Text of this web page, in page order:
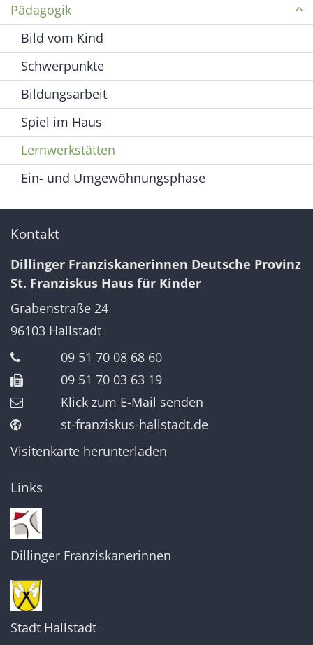
Pädagogik
Bild vom Kind
Schwerpunkte
Bildungsarbeit
Spiel im Haus
Lernwerkstätten
Ein- und Umgewöhnungsphase
Kontakt
Dillinger Franziskanerinnen Deutsche Provinz
St. Franziskus Haus für Kinder
Grabenstraße 24
96103 Hallstadt
09 51 70 08 68 60
09 51 70 03 63 19
Klick zum E-Mail senden
st-franziskus-hallstadt.de
Visitenkarte herunterladen
Links
Dillinger Franziskanerinnen
Stadt Hallstadt